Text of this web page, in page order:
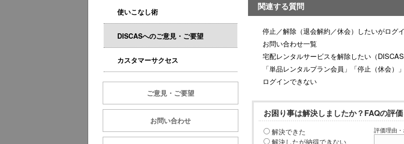
使いこなし術
DISCASへのご意見・ご要望
カスタマーサクセス
ご意見・ご要望
お問い合わせ
関連する質問
停止／解除（退会解約／休会）したいがログ
お問い合わせ一覧
宅配レンタルサービスを解除したい（DISCAS
「単品レンタルプラン会員」「停止（休会
ログインできない
お困り事は解決しましたか？FAQの評価
解決できた
解決したが納得できない
評価理由・